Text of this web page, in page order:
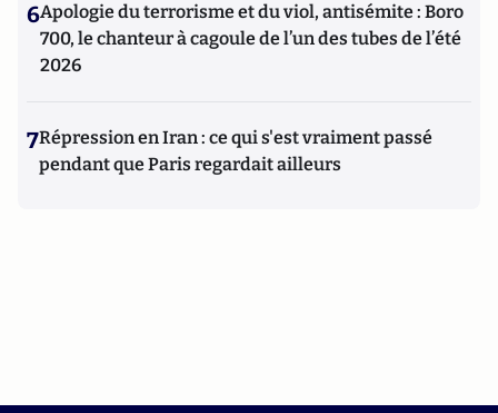
6Apologie du terrorisme et du viol, antisémite : Boro
700, le chanteur à cagoule de l’un des tubes de l’été
2026
7Répression en Iran : ce qui s'est vraiment passé
pendant que Paris regardait ailleurs